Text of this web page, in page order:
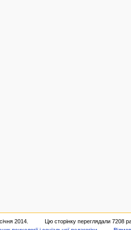
2014.
Цю сторінку переглядали 7208